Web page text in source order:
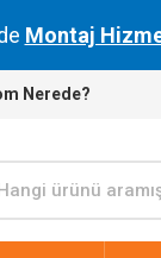
Montaj
Nerede?